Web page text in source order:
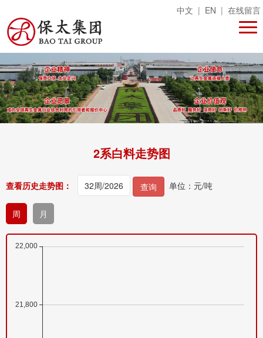
中文 | EN | 在线留言
2系白料走势图
查看历史走势图： 查询 单位：元/吨
周 月